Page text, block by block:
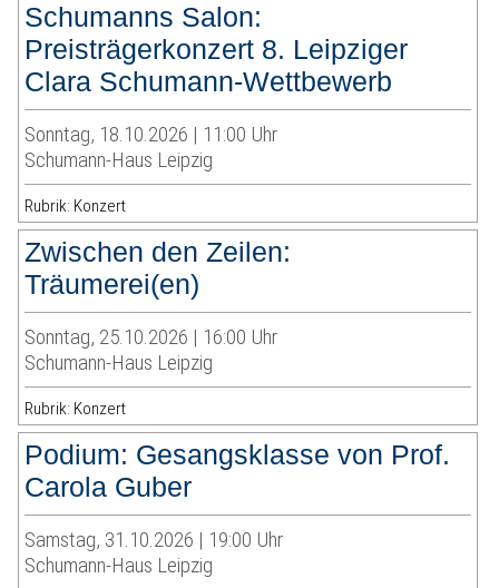
Schumanns Salon:
Preisträgerkonzert 8. Leipziger
Clara Schumann-Wettbewerb
Sonntag, 18.10.2026 | 11:00 Uhr
Schumann-Haus Leipzig
Rubrik: Konzert
Zwischen den Zeilen:
Träumerei(en)
Sonntag, 25.10.2026 | 16:00 Uhr
Schumann-Haus Leipzig
Rubrik: Konzert
Podium: Gesangsklasse von Prof.
Carola Guber
Samstag, 31.10.2026 | 19:00 Uhr
Schumann-Haus Leipzig